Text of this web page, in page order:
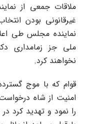
ملاقات جمعی از
نماینده مجلس طی
ملی جز زمامداری
نخواهند کرد.
قوام که با موج
امنیت از شاه
را نمود و تهدید کرد